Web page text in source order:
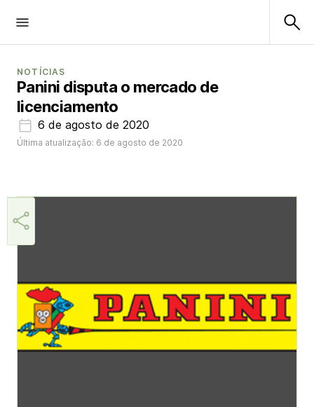
NOTÍCIAS
Panini disputa o mercado de
licenciamento
6 de agosto de 2020
Última atualização: 6 de agosto de 2020